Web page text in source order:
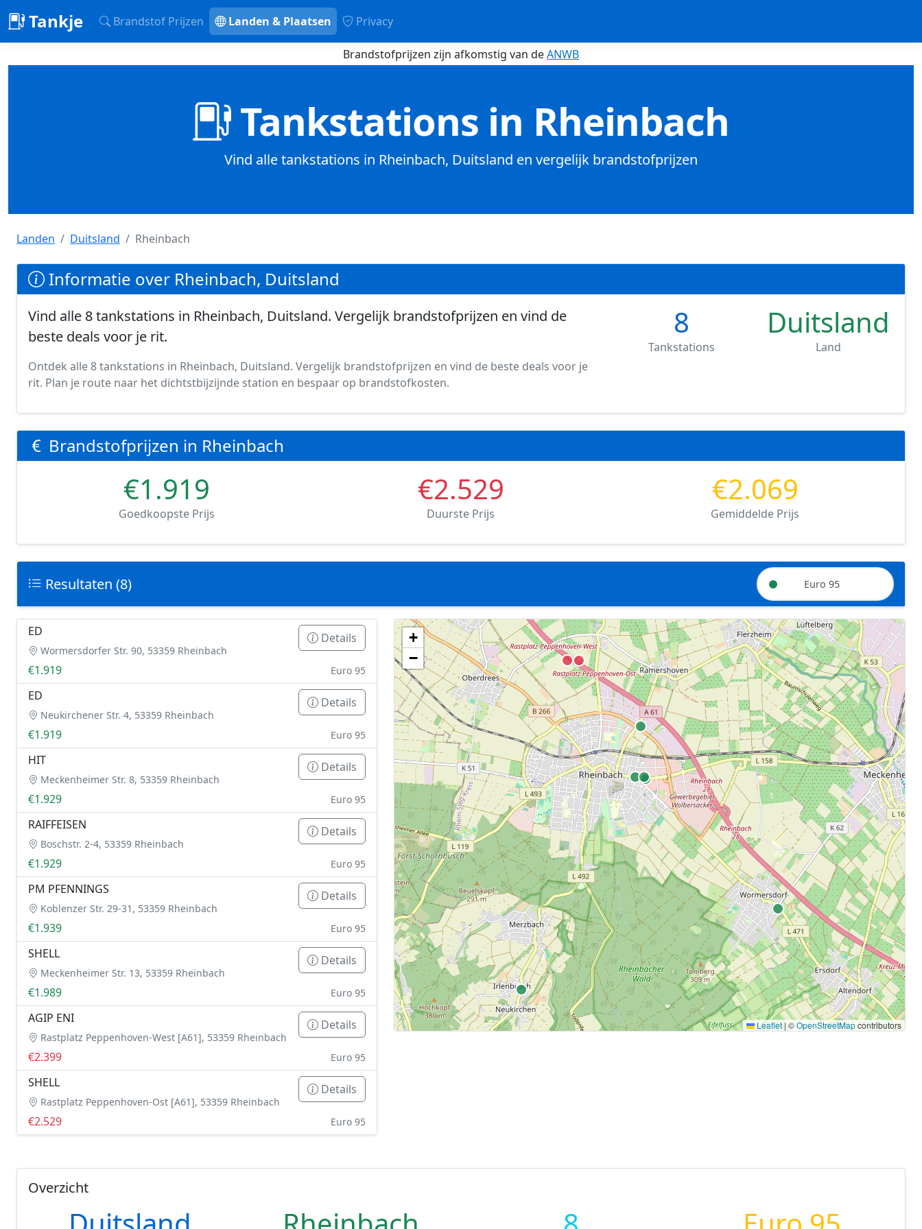
Tankje Brandstof Prijzen Landen & Plaatsen Privacy
Brandstofprijzen zijn afkomstig van deANWB
Tankstations in Rheinbach
Vind alle tankstations in Rheinbach, Duitsland en vergelijk brandstofprijzen
Landen Duitsland Rheinbach
Informatie over Rheinbach, Duitsland
Vind alle 8 tankstations in Rheinbach, Duitsland. Vergelijk brandstofprijzen en vind de
beste deals voor je rit.
Ontdek alle 8 tankstations in Rheinbach, Duitsland. Vergelijk brandstofprijzen en vind de beste deals voor je
rit. Plan je route naar het dichtstbijzijnde station en bespaar op brandstofkosten.
8
Tankstations
Duitsland
Land
Brandstofprijzen in Rheinbach
€1.919
Goedkoopste Prijs
€2.529
Duurste Prijs
€2.069
Gemiddelde Prijs
Resultaten (8) Euro 95
Geen tankstations met locatiegegevens gevonden.
De kaart kan niet worden weergegeven zonder GPS coördinaten.
+
−
Leaflet | ©OpenStreetMapcontributors
ED
Wormersdorfer Str. 90, 53359 Rheinbach
Details
€1.919 Euro 95
ED
Neukirchener Str. 4, 53359 Rheinbach
Details
€1.919 Euro 95
HIT
Meckenheimer Str. 8, 53359 Rheinbach
Details
€1.929 Euro 95
RAIFFEISEN
Boschstr. 2-4, 53359 Rheinbach
Details
€1.929 Euro 95
PM PFENNINGS
Koblenzer Str. 29-31, 53359 Rheinbach
Details
€1.939 Euro 95
SHELL
Meckenheimer Str. 13, 53359 Rheinbach
Details
€1.989 Euro 95
AGIP ENI
Rastplatz Peppenhoven-West [A61], 53359 Rheinbach
Details
€2.399 Euro 95
SHELL
Rastplatz Peppenhoven-Ost [A61], 53359 Rheinbach
Details
€2.529 Euro 95
Overzicht